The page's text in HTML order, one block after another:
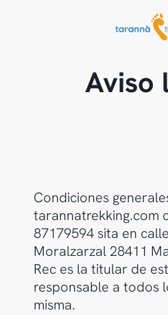
Aviso
Condiciones
tarannatrekking.com
87179594 sita en
Moralzarzal 28411
Rec es la titular de
responsable a todos
misma.